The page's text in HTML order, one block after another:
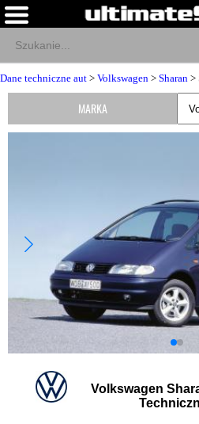
Dane techniczne aut > Volkswagen > Sharan >
Volkswagen
MARKA